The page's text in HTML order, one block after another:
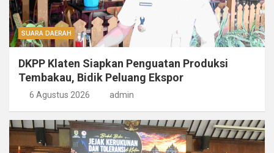
SUARA DAERAH
DKPP Klaten Siapkan Penguatan Produksi
Tembakau, Bidik Peluang Ekspor
6 Agustus 2026 admin